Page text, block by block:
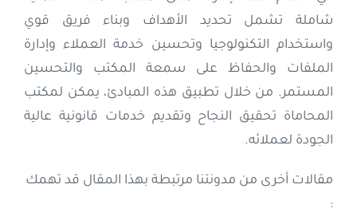
شاملة تشمل تحديد الأهداف وبناء فريق قوي
واستخدام التكنولوجيا وتحسين خدمة العملاء وإدارة
الملفات والحفاظ على سمعة المكتب والتحسين
المستمر. من خلال تطبيق هذه المبادئ، يمكن لمكتب
المحاماة تحقيق النجاح وتقديم خدمات قانونية عالية
الجودة لعملائه.
مقالات أخرى من مدونتنا مرتبطة بهذا المقال قد تهمك
: